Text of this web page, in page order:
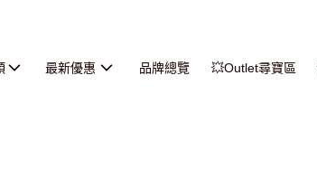
最新優惠 品牌總覽 💥Outlet尋寶區